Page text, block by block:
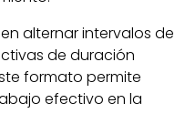
alternar intervalos de
de duración
formato permite
efectivo en la